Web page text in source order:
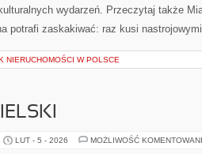
wydarzeń. Przeczytaj także
potrafi zaskakiwać: raz kusi
NIERUCHOMOŚCI W POLSCE
LUT - 5 - 2026 MOŻLIWOŚĆ